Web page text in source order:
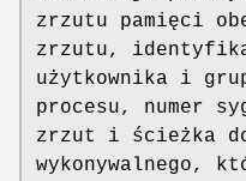
zrzutu pamięci
zrzutu,
użytkownika i
procesu, numer
zrzut i ścieżka
wykonywalnego,